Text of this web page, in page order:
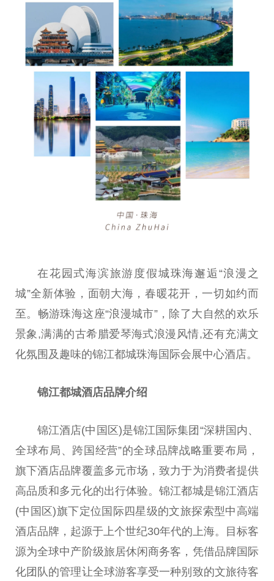
在花园式海滨旅游度假城珠海邂逅“浪漫之
城”全新体验，面朝大海，春暖花开，一切如约而
至。畅游珠海这座“浪漫城市”，除了大自然的欢乐
景象,满满的古希腊爱琴海式浪漫风情,还有充满文
化氛围及趣味的锦江都城珠海国际会展中心酒店。
锦江都城酒店品牌介绍
锦江酒店(中国区)是锦江国际集团“深耕国内、
全球布局、跨国经营”的全球品牌战略重要布局，
旗下酒店品牌覆盖多元市场，致力于为消费者提供
高品质和多元化的出行体验。锦江都城是锦江酒店
(中国区)旗下定位国际四星级的文旅探索型中高端
酒店品牌，起源于上个世纪30年代的上海。目标客
源为全球中产阶级旅居休闲商务客，凭借品牌国际
化团队的管理让全球游客享受一种别致的文旅待客